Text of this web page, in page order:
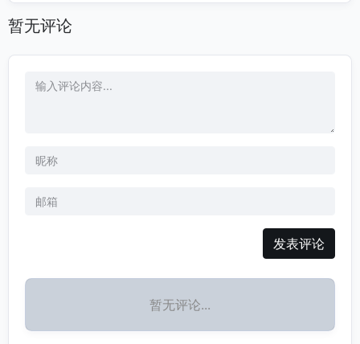
暂无评论
发表评论
暂无评论...